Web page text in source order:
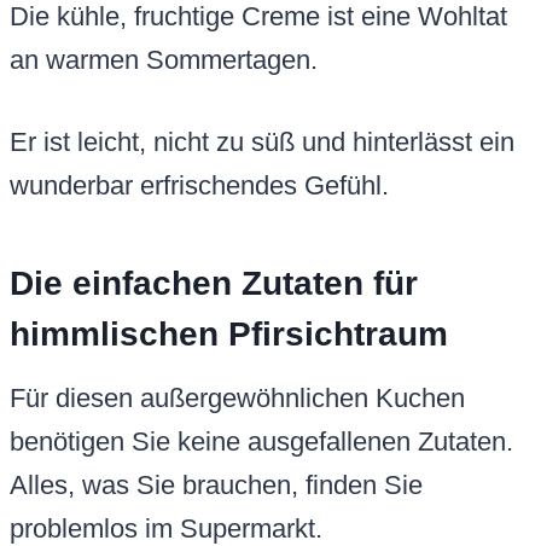
Die kühle, fruchtige Creme ist eine Wohltat
an warmen Sommertagen.
Er ist leicht, nicht zu süß und hinterlässt ein
wunderbar erfrischendes Gefühl.
Die einfachen Zutaten für
himmlischen Pfirsichtraum
Für diesen außergewöhnlichen Kuchen
benötigen Sie keine ausgefallenen Zutaten.
Alles, was Sie brauchen, finden Sie
problemlos im Supermarkt.